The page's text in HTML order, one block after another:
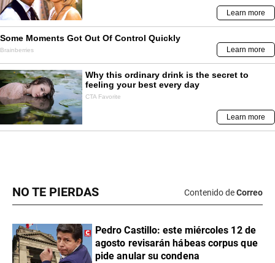
NO TE PIERDAS Contenido deCorreo
Pedro Castillo: este miércoles 12 de
agosto revisarán hábeas corpus que
pide anular su condena